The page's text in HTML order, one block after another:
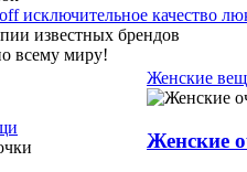
известных брендов
всему миру!
Женские
Женские